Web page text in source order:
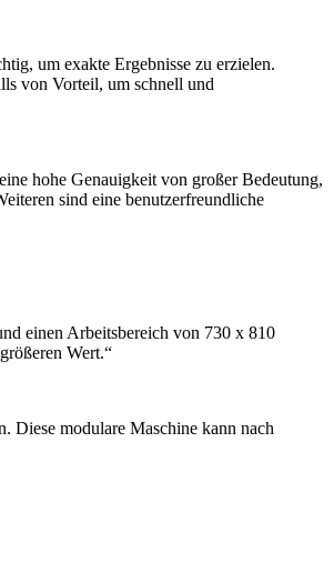
um exakte Ergebnisse zu erzielen.
von Vorteil, um schnell und
hohe Genauigkeit von großer Bedeutung,
sind eine benutzerfreundliche
einen Arbeitsbereich von 730 x 810
Wert.“
Diese modulare Maschine kann nach